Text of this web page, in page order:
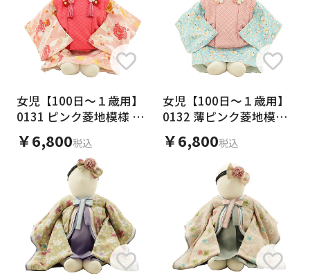
女児【100日～１歳用】
0131 ピンク菱地模様 x
薄ピンク白地花
￥6,800税込
女児【100日～１歳用】
0132 薄ピンク菱地模様
x水色小花
￥6,800税込